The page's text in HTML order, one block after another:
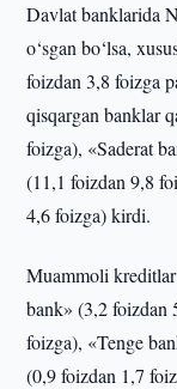
Davlat banklarida
o‘sgan bo‘lsa,
foizdan 3,8 foizga
qisqargan banklar
foizga), «Saderat
(11,1 foizdan 9,8
4,6 foizga) kirdi.
Muammoli
bank» (3,2 foizdan
foizga), «Tenge
(0,9 foizdan 1,7